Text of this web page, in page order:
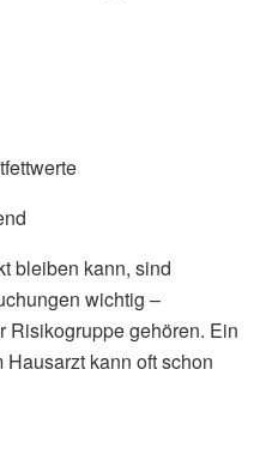
bleiben kann, sind
wichtig –
Risikogruppe gehören. Ein
kann oft schon